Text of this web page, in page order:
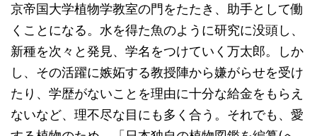
京帝国大学植物学教室の門をたたき、助手として働
くことになる。水を得た魚のように研究に没頭し、
新種を次々と発見、学名をつけていく万太郎。しか
し、その活躍に嫉妬する教授陣から嫌がらせを受け
たり、学歴がないことを理由に十分な給金をもらえ
ないなど、理不尽な目にも多く合う。それでも、愛